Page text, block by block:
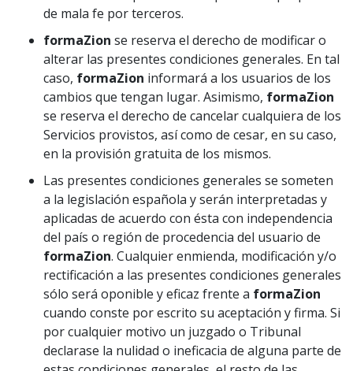
de mala fe por terceros.
formaZion se reserva el derecho de modificar o
alterar las presentes condiciones generales. En tal
caso, formaZion informará a los usuarios de los
cambios que tengan lugar. Asimismo, formaZion
se reserva el derecho de cancelar cualquiera de los
Servicios provistos, así como de cesar, en su caso,
en la provisión gratuita de los mismos.
Las presentes condiciones generales se someten
a la legislación española y serán interpretadas y
aplicadas de acuerdo con ésta con independencia
del país o región de procedencia del usuario de
formaZion. Cualquier enmienda, modificación y/o
rectificación a las presentes condiciones generales
sólo será oponible y eficaz frente a formaZion
cuando conste por escrito su aceptación y firma. Si
por cualquier motivo un juzgado o Tribunal
declarase la nulidad o ineficacia de alguna parte de